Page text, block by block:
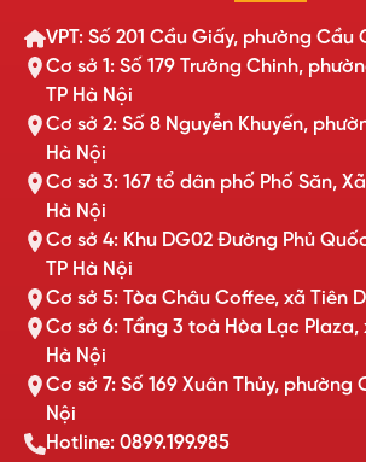
VPT: Số 201 Cầu Giấy, phường Cầu
Cơ sở 1: Số 179 Trường Chinh,
TP Hà Nội
Cơ sở 2: Số 8 Nguyễn Khuyến,
Hà Nội
Cơ sở 3: 167 tổ dân phố Phố Săn,
Hà Nội
Cơ sở 4: Khu DG02 Đường Phủ
TP Hà Nội
Cơ sở 5: Tòa Châu Coffee, xã Tiên
Cơ sở 6: Tầng 3 toà Hòa Lạc Plaza,
Hà Nội
Cơ sở 7: Số 169 Xuân Thủy, phường
Nội
Hotline: 0899.199.985